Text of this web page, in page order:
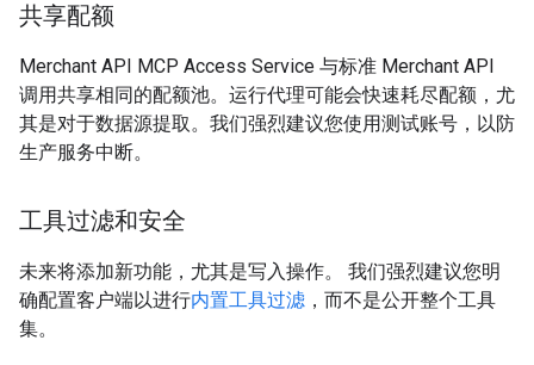
共享配额
Merchant API MCP Access Service 与标准 Merchant API
调用共享相同的配额池。运行代理可能会快速耗尽配额，尤
其是对于数据源提取。我们强烈建议您使用测试账号，以防
生产服务中断。
工具过滤和安全
未来将添加新功能，尤其是写入操作。 我们强烈建议您明
确配置客户端以进行内置工具过滤 ，而不是公开整个工具
集。